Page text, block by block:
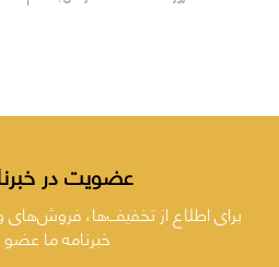
عضویت در
برای اطلاع از تخفیف‌ها، فروش‌های
خبرنامه ما